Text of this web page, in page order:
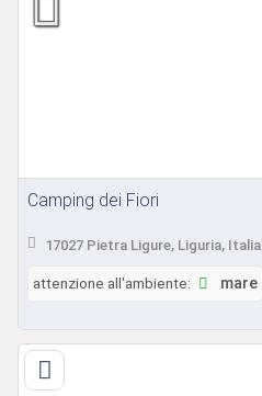
Camping dei Fiori
17027 Pietra Ligure, Liguria, Italia
attenzione all'ambiente: mare